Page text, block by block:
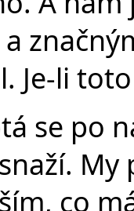
Je-li
se po
co